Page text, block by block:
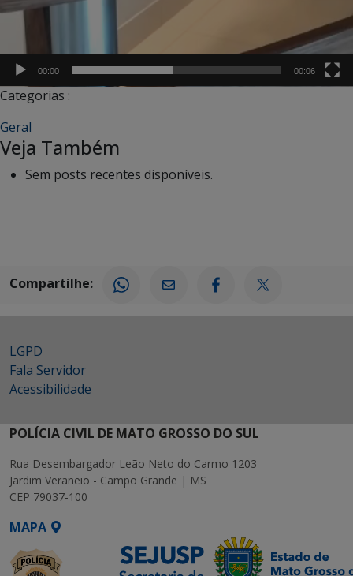
00:00 00:06
Categorias :
Geral
Veja Também
Sem posts recentes disponíveis.
Compartilhe:
LGPD
Fala Servidor
Acessibilidade
POLÍCIA CIVIL DE MATO GROSSO DO SUL
Rua Desembargador Leão Neto do Carmo 1203
Jardim Veraneio - Campo Grande | MS
CEP 79037-100
MAPA